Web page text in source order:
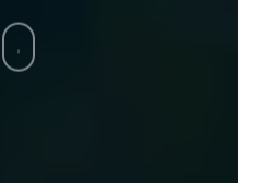
Navigate
to
the